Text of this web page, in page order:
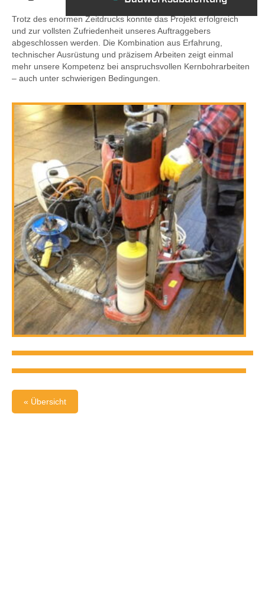
Trotz des enormen Zeitdrucks konnte das Projekt erfolgreich
und zur vollsten Zufriedenheit unseres Auftraggebers
abgeschlossen werden. Die Kombination aus Erfahrung,
technischer Ausrüstung und präzisem Arbeiten zeigt einmal
mehr unsere Kompetenz bei anspruchsvollen Kernbohrarbeiten
– auch unter schwierigen Bedingungen.
« Übersicht